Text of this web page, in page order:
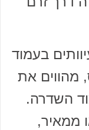
בעמוד
מהווים את
השדרה.
ממאיר,